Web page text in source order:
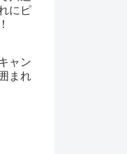
にピ
ャン
まれ